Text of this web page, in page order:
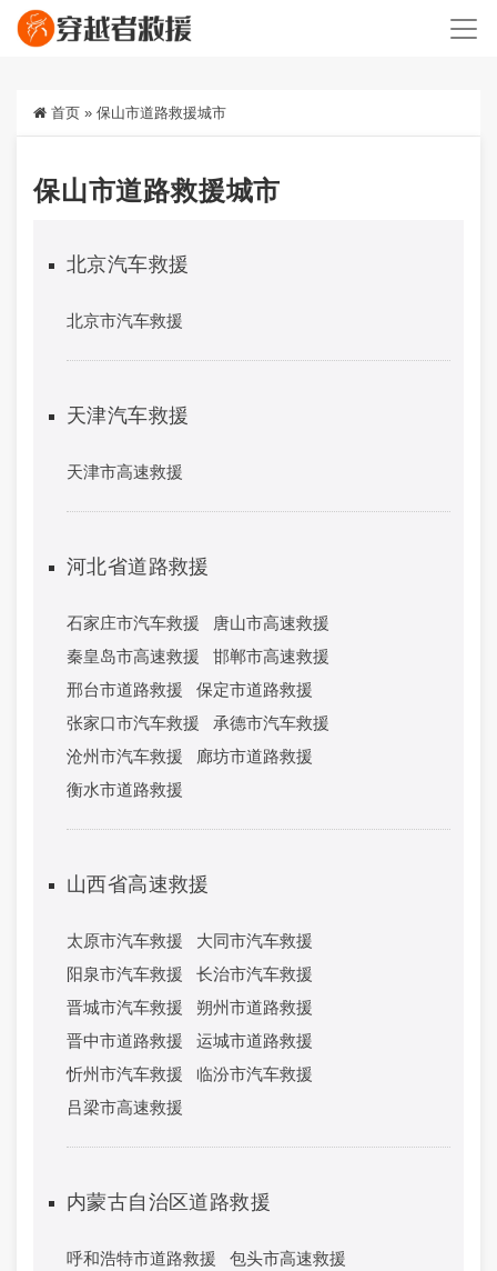
首页 » 保山市道路救援城市
保山市道路救援城市
北京汽车救援
北京市汽车救援
天津汽车救援
天津市高速救援
河北省道路救援
石家庄市汽车救援
唐山市高速救援
秦皇岛市高速救援
邯郸市高速救援
邢台市道路救援
保定市道路救援
张家口市汽车救援
承德市汽车救援
沧州市汽车救援
廊坊市道路救援
衡水市道路救援
山西省高速救援
太原市汽车救援
大同市汽车救援
阳泉市汽车救援
长治市汽车救援
晋城市汽车救援
朔州市道路救援
晋中市道路救援
运城市道路救援
忻州市汽车救援
临汾市汽车救援
吕梁市高速救援
内蒙古自治区道路救援
呼和浩特市道路救援
包头市高速救援